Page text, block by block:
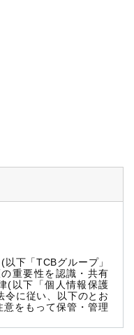
下「TCBグループ」
重要性を認識・共有
(以下「個人情報保護
令に従い、以下のとお
をもって保管・管理